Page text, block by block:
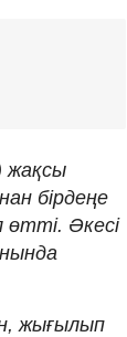
жақсы
бірдеңе
Әкесі
жығылып